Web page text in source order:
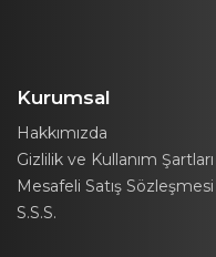
Kurumsal
Hakkımızda
Gizlilik ve Kullanım Şartları
Mesafeli Satış Sözleşmesi
S.S.S.